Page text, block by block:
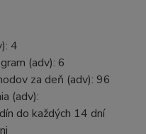
4
(adv): 6
za deň (adv): 96
(adv):
do každých 14 dní